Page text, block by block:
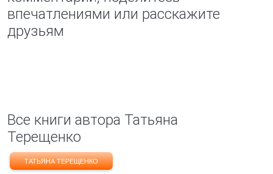
впечатлениями или расскажите
друзьям
Все книги автора Татьяна
Терещенко
ТАТЬЯНА ТЕРЕЩЕНКО